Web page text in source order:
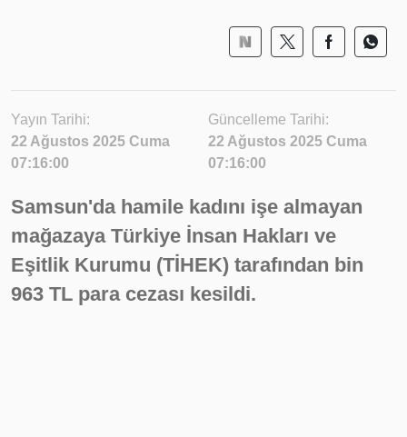
Yayın Tarihi:
22 Ağustos 2025 Cuma
07:16:00
Güncelleme Tarihi:
22 Ağustos 2025 Cuma
07:16:00
Samsun'da hamile kadını işe almayan
mağazaya Türkiye İnsan Hakları ve
Eşitlik Kurumu (TİHEK) tarafından bin
963 TL para cezası kesildi.